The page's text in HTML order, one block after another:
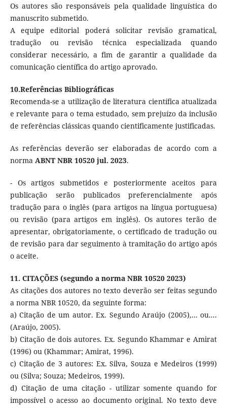
Os autores são responsáveis pela qualidade linguística do
manuscrito submetido.
A equipe editorial poderá solicitar revisão gramatical,
tradução ou revisão técnica especializada quando
considerar necessário, a fim de garantir a qualidade da
comunicação científica do artigo aprovado.
10.Referências Bibliográficas
Recomenda-se a utilização de literatura científica atualizada
e relevante para o tema estudado, sem prejuízo da inclusão
de referências clássicas quando cientificamente justificadas.
As referências deverão ser elaboradas de acordo com a
norma ABNT NBR 10520 jul. 2023.
- Os artigos submetidos e posteriormente aceitos para
publicação serão publicados preferencialmente após
tradução para o inglês (para artigos na língua portuguesa)
ou revisão (para artigos em inglês). Os autores terão de
apresentar, obrigatoriamente, o certificado de tradução ou
de revisão para dar seguimento à tramitação do artigo após
o aceite.
11. CITAÇÕES (segundo a norma NBR 10520 2023)
As citações dos autores no texto deverão ser feitas segundo
a norma NBR 10520, da seguinte forma:
a) Citação de um autor. Ex. Segundo Araújo (2005),... ou....
(Araújo, 2005).
b) Citação de dois autores. Ex. Segundo Khammar e Amirat
(1996) ou (Khammar; Amirat, 1996).
c) Citação de 3 autores: Ex. Silva, Souza e Medeiros (1999)
ou (Silva; Souza; Medeiros, 1999).
d) Citação de uma citação - utilizar somente quando for
impossível o acesso ao documento original. No texto deve